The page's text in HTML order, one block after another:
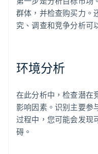
群体，并检查购买力。
究、调查和竞争分析可
环境分析
在此分析中，检查潜在
影响因素。识别主要参
过程中，您可能会发现
碍。